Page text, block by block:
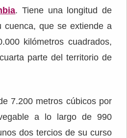
. Tiene una longitud de
cuenca, que se extiende a
kilómetros cuadrados,
parte del territorio de
7.200 metros cúbicos por
a lo largo de 990
dos tercios de su curso